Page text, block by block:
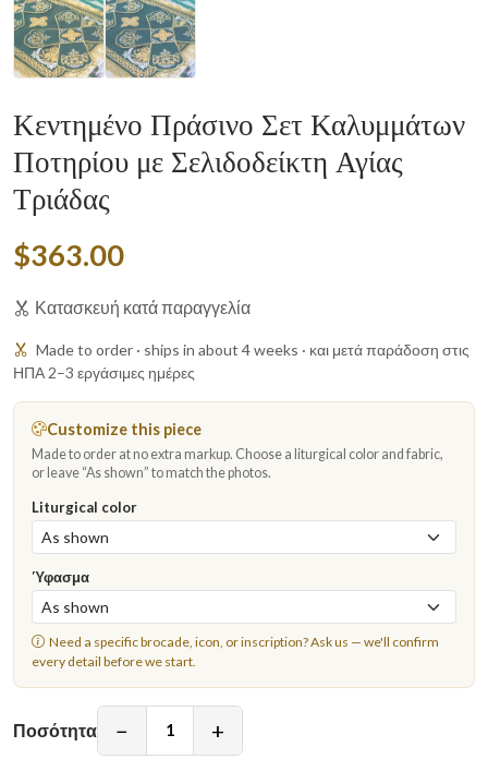
Κεντημένο Πράσινο Σετ Καλυμμάτων
Ποτηρίου με Σελιδοδείκτη Αγίας
Τριάδας
$363.00
Κατασκευή κατά παραγγελία
Made to order · ships in about 4 weeks · και μετά παράδοση στις
ΗΠΑ 2–3 εργάσιμες ημέρες
Customize this piece
Made to order at no extra markup. Choose a liturgical color and fabric,
or leave “As shown” to match the photos.
Liturgical color
Ύφασμα
Need a specific brocade, icon, or inscription?Ask us — we'll confirm
every detail before we start.
Ποσότητα − +